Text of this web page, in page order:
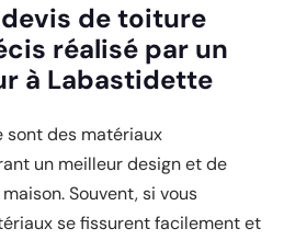
de toiture
réalisé par un
à Labastidette
sont des matériaux
un meilleur design et de
Souvent, si vous
se fissurent facilement et